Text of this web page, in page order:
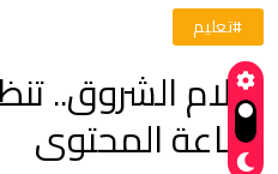
#تعليم
إعلام الشروق..
صناعة المحتوى